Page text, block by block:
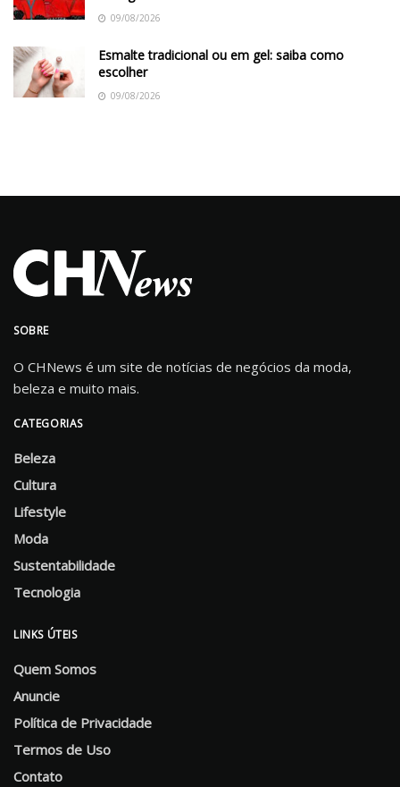
09/08/2026
Esmalte tradicional ou em gel: saiba como
escolher
09/08/2026
SOBRE
O CHNews é um site de notícias de negócios da moda,
beleza e muito mais.
CATEGORIAS
Beleza
Cultura
Lifestyle
Moda
Sustentabilidade
Tecnologia
LINKS ÚTEIS
Quem Somos
Anuncie
Política de Privacidade
Termos de Uso
Contato